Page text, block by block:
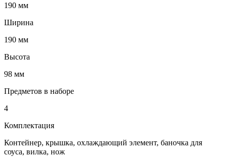
190 мм
Ширина
190 мм
Высота
98 мм
Предметов в наборе
4
Комплектация
Контейнер, крышка, охлаждающий элемент, баночка для
соуса, вилка, нож